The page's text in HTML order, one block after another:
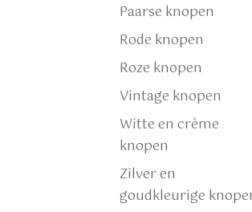
Paarse knopen
Rode knopen
Roze knopen
Vintage knopen
Witte en crème
knopen
Zilver en
goudkleurige